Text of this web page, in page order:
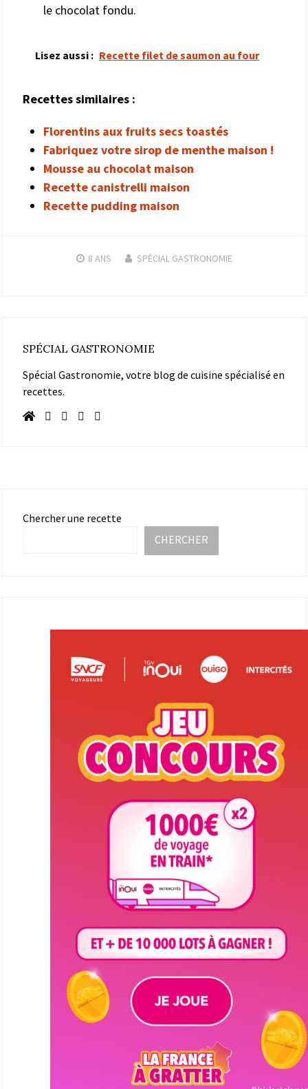
le chocolat fondu.
Lisez aussi : Recette filet de saumon au four
Recettes similaires :
Florentins aux fruits secs toastés
Fabriquez votre sirop de menthe maison !
Mousse au chocolat maison
Recette canistrelli maison
Recette pudding maison
8 ANS SPÉCIAL GASTRONOMIE
SPÉCIAL GASTRONOMIE
Spécial Gastronomie, votre blog de cuisine spécialisé en
recettes.
Chercher une recette
CHERCHER